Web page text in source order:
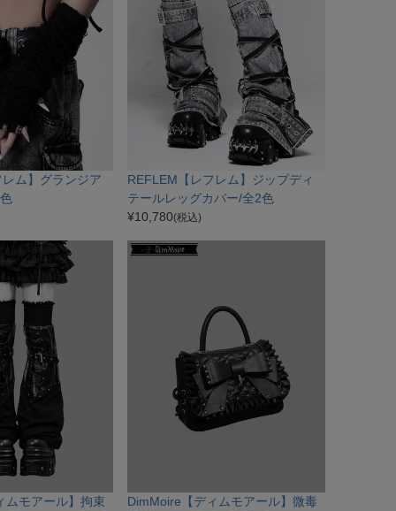
ム】グランジア
REFLEM【レフレム】ジップディ
テールレッグカバー/全2色
¥10,780(税込)
ムモアール】拘束
DimMoire【ディムモアール】微毒